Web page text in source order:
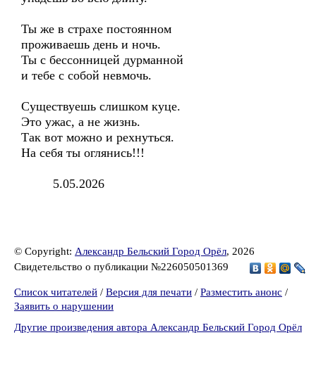
Ты же в страхе постоянном
проживаешь день и ночь.
Ты с бессонницей дурманной
и тебе с собой невмочь.
Существуешь слишком куце.
Это ужас, а не жизнь.
Так вот можно и рехнуться.
На себя ты оглянись!!!
5.05.2026
© Copyright: Александр Бельский Город Орёл, 2026
Свидетельство о публикации №226050501369
Список читателей / Версия для печати / Разместить анонс /
Заявить о нарушении
Другие произведения автора Александр Бельский Город Орёл